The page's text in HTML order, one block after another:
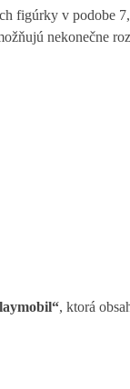
figúrky v
nekonečne
, ktorá